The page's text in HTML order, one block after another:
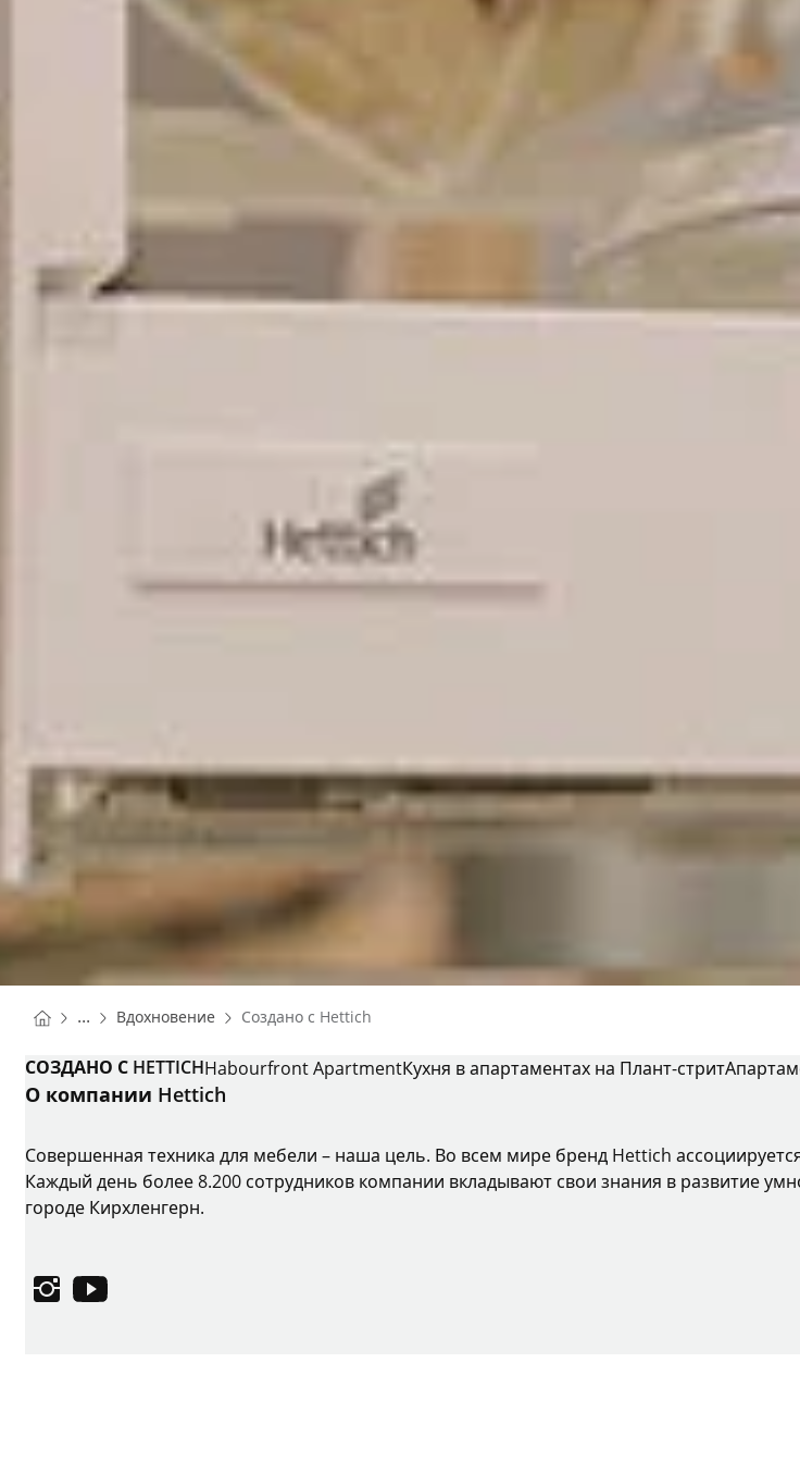
You are here:
Homepage
... ВдохновениеHomepage
Создано с Hettich
СОЗДАНО С HETTICHHabourfront ApartmentКухня в апартаментах на Плант-стрит
О компании Hettich
Совершенная техника для мебели – наша цель. Во всем мире бренд Hettich
Каждый день более 8.200 сотрудников компании вкладывают свои знания в развитие
городе Кирхленгерн.
InstagramYouTube